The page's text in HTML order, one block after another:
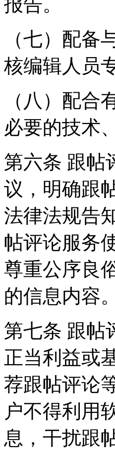
（七）配
核编辑人员
（八）配
必要的技术
第六条 跟帖
议，明确跟
法律法规告
帖评论服务
尊重公序良
的信息内容。
第七条 跟帖
正当利益或
荐跟帖评论
户不得利用
息，干扰跟